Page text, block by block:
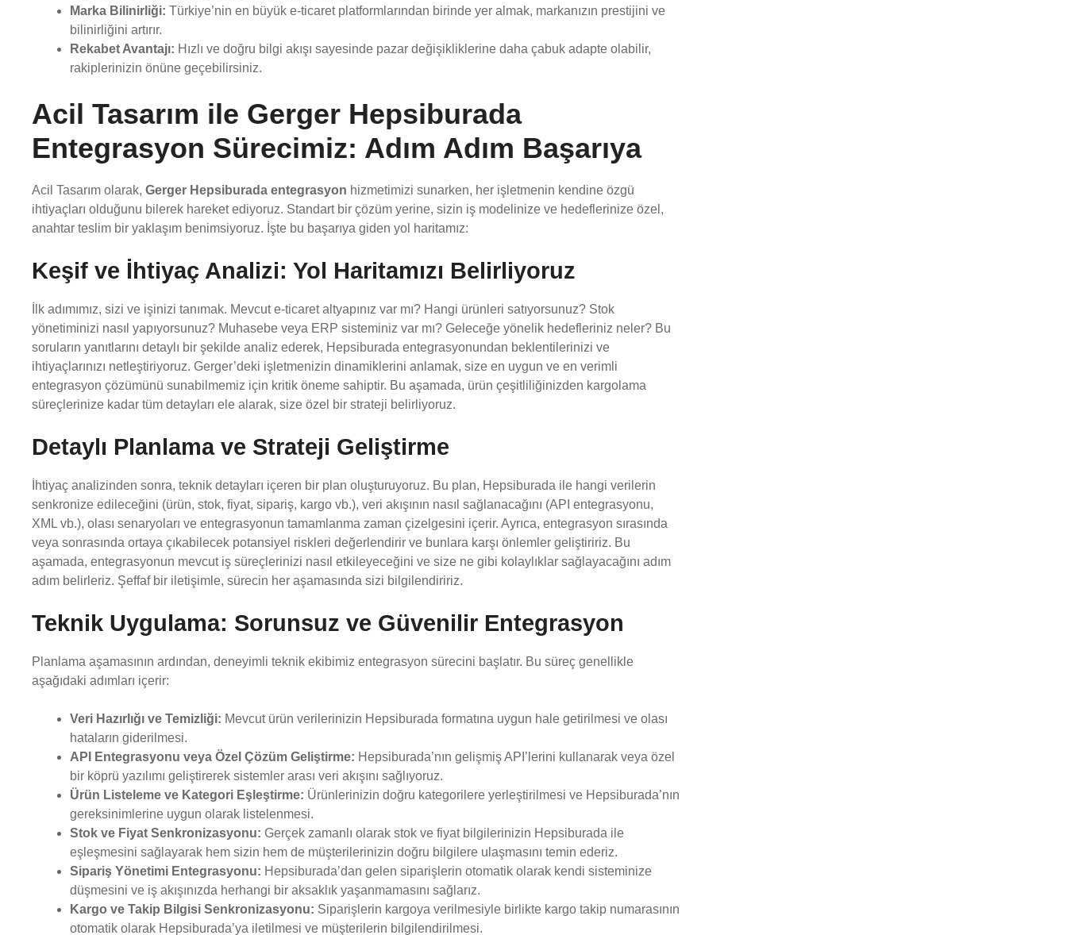
Marka Bilinirliği: Türkiye’nin en büyük e-ticaret platformlarından birinde yer almak, markanızın prestijini ve
bilinirliğini artırır.
Rekabet Avantajı: Hızlı ve doğru bilgi akışı sayesinde pazar değişikliklerine daha çabuk adapte olabilir,
rakiplerinizin önüne geçebilirsiniz.
Acil Tasarım ile Gerger Hepsiburada
Entegrasyon Sürecimiz: Adım Adım Başarıya
Acil Tasarım olarak, Gerger Hepsiburada entegrasyon hizmetimizi sunarken, her işletmenin kendine özgü
ihtiyaçları olduğunu bilerek hareket ediyoruz. Standart bir çözüm yerine, sizin iş modelinize ve hedeflerinize özel,
anahtar teslim bir yaklaşım benimsiyoruz. İşte bu başarıya giden yol haritamız:
Keşif ve İhtiyaç Analizi: Yol Haritamızı Belirliyoruz
İlk adımımız, sizi ve işinizi tanımak. Mevcut e-ticaret altyapınız var mı? Hangi ürünleri satıyorsunuz? Stok
yönetiminizi nasıl yapıyorsunuz? Muhasebe veya ERP sisteminiz var mı? Geleceğe yönelik hedefleriniz neler? Bu
soruların yanıtlarını detaylı bir şekilde analiz ederek, Hepsiburada entegrasyonundan beklentilerinizi ve
ihtiyaçlarınızı netleştiriyoruz. Gerger’deki işletmenizin dinamiklerini anlamak, size en uygun ve en verimli
entegrasyon çözümünü sunabilmemiz için kritik öneme sahiptir. Bu aşamada, ürün çeşitliliğinizden kargolama
süreçlerinize kadar tüm detayları ele alarak, size özel bir strateji belirliyoruz.
Detaylı Planlama ve Strateji Geliştirme
İhtiyaç analizinden sonra, teknik detayları içeren bir plan oluşturuyoruz. Bu plan, Hepsiburada ile hangi verilerin
senkronize edileceğini (ürün, stok, fiyat, sipariş, kargo vb.), veri akışının nasıl sağlanacağını (API entegrasyonu,
XML vb.), olası senaryoları ve entegrasyonun tamamlanma zaman çizelgesini içerir. Ayrıca, entegrasyon sırasında
veya sonrasında ortaya çıkabilecek potansiyel riskleri değerlendirir ve bunlara karşı önlemler geliştiririz. Bu
aşamada, entegrasyonun mevcut iş süreçlerinizi nasıl etkileyeceğini ve size ne gibi kolaylıklar sağlayacağını adım
adım belirleriz. Şeffaf bir iletişimle, sürecin her aşamasında sizi bilgilendiririz.
Teknik Uygulama: Sorunsuz ve Güvenilir Entegrasyon
Planlama aşamasının ardından, deneyimli teknik ekibimiz entegrasyon sürecini başlatır. Bu süreç genellikle
aşağıdaki adımları içerir:
Veri Hazırlığı ve Temizliği: Mevcut ürün verilerinizin Hepsiburada formatına uygun hale getirilmesi ve olası
hataların giderilmesi.
API Entegrasyonu veya Özel Çözüm Geliştirme: Hepsiburada’nın gelişmiş API’lerini kullanarak veya özel
bir köprü yazılımı geliştirerek sistemler arası veri akışını sağlıyoruz.
Ürün Listeleme ve Kategori Eşleştirme: Ürünlerinizin doğru kategorilere yerleştirilmesi ve Hepsiburada’nın
gereksinimlerine uygun olarak listelenmesi.
Stok ve Fiyat Senkronizasyonu: Gerçek zamanlı olarak stok ve fiyat bilgilerinizin Hepsiburada ile
eşleşmesini sağlayarak hem sizin hem de müşterilerinizin doğru bilgilere ulaşmasını temin ederiz.
Sipariş Yönetimi Entegrasyonu: Hepsiburada’dan gelen siparişlerin otomatik olarak kendi sisteminize
düşmesini ve iş akışınızda herhangi bir aksaklık yaşanmamasını sağlarız.
Kargo ve Takip Bilgisi Senkronizasyonu: Siparişlerin kargoya verilmesiyle birlikte kargo takip numarasının
otomatik olarak Hepsiburada’ya iletilmesi ve müşterilerin bilgilendirilmesi.